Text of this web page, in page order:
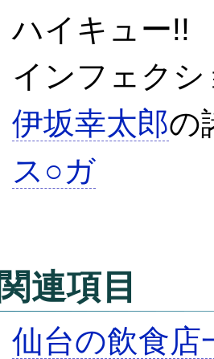
ハイキュー!!
インフェク
伊坂幸太郎の
ス○ガ
関連項目
仙台の飲食店